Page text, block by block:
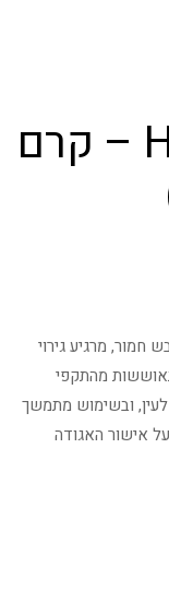
Hydrating Crème – קרם
חמור, מרגיע גירוי
מהתקפי
ובשימוש מתמשך
אישור האגודה